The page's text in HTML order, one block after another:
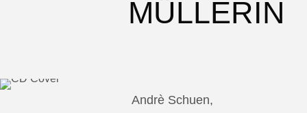
MÜLLERIN
Andrè Schuen,